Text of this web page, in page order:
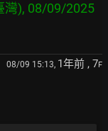
灣), 08/09/2025
08/09 15:13, 1年前 , 7F